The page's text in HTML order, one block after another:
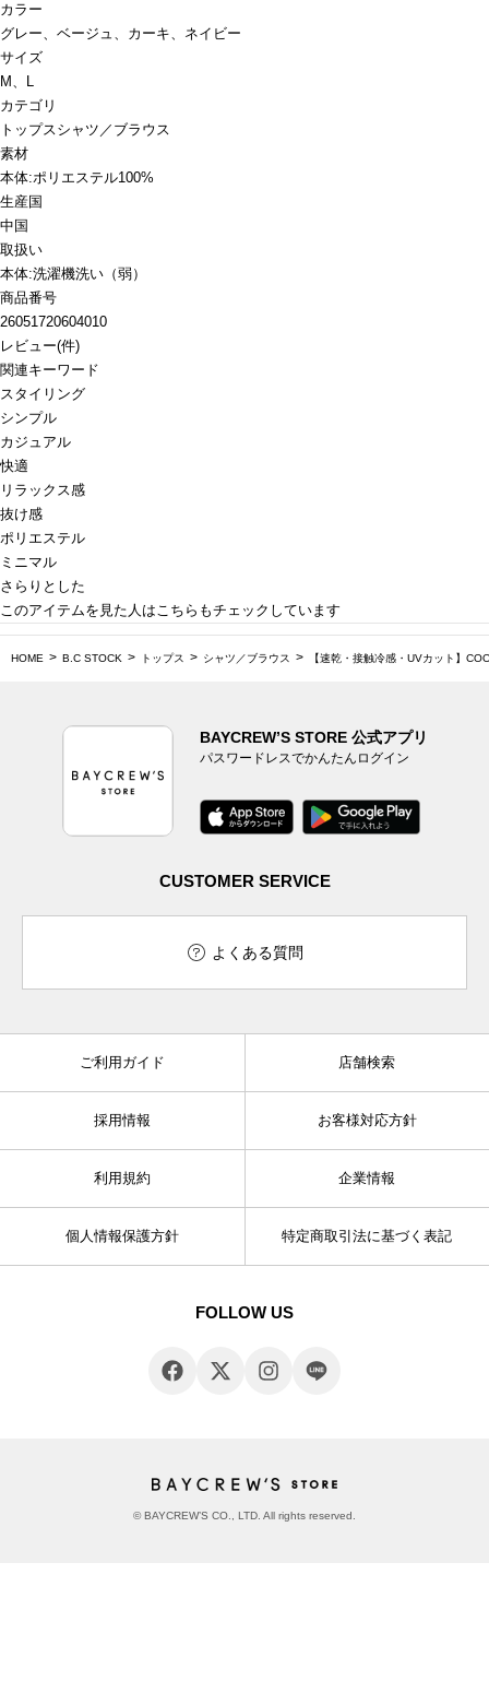
カラー
グレー、ベージュ、カーキ、ネイビー
サイズ
M、L
カテゴリ
トップスシャツ／ブラウス
素材
本体:ポリエステル100%
生産国
中国
取扱い
本体:洗濯機洗い（弱）
商品番号
26051720604010
レビュー(件)
関連キーワード
スタイリング
シンプル
カジュアル
快適
リラックス感
抜け感
ポリエステル
ミニマル
さらりとした
このアイテムを見た人はこちらもチェックしています
HOME B.C STOCK トップス シャツ／ブラウス 【速乾・接触冷感・UVカット】
BAYCREW’S STORE 公式アプリ
パスワードレスでかんたんログイン
CUSTOMER SERVICE
よくある質問
ご利用ガイド 店舗検索
採用情報 お客様対応方針
利用規約 企業情報
個人情報保護方針 特定商取引法に基づく表記
FOLLOW US
© BAYCREW’S CO., LTD. All rights reserved.